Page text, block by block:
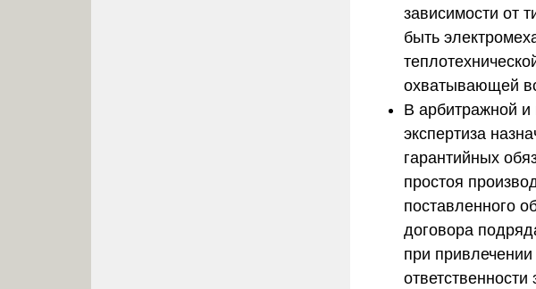
зависимости от
быть
охватывающей
В арбитражной и
экспертиза
гарантийных
простоя
поставленного
договора
при